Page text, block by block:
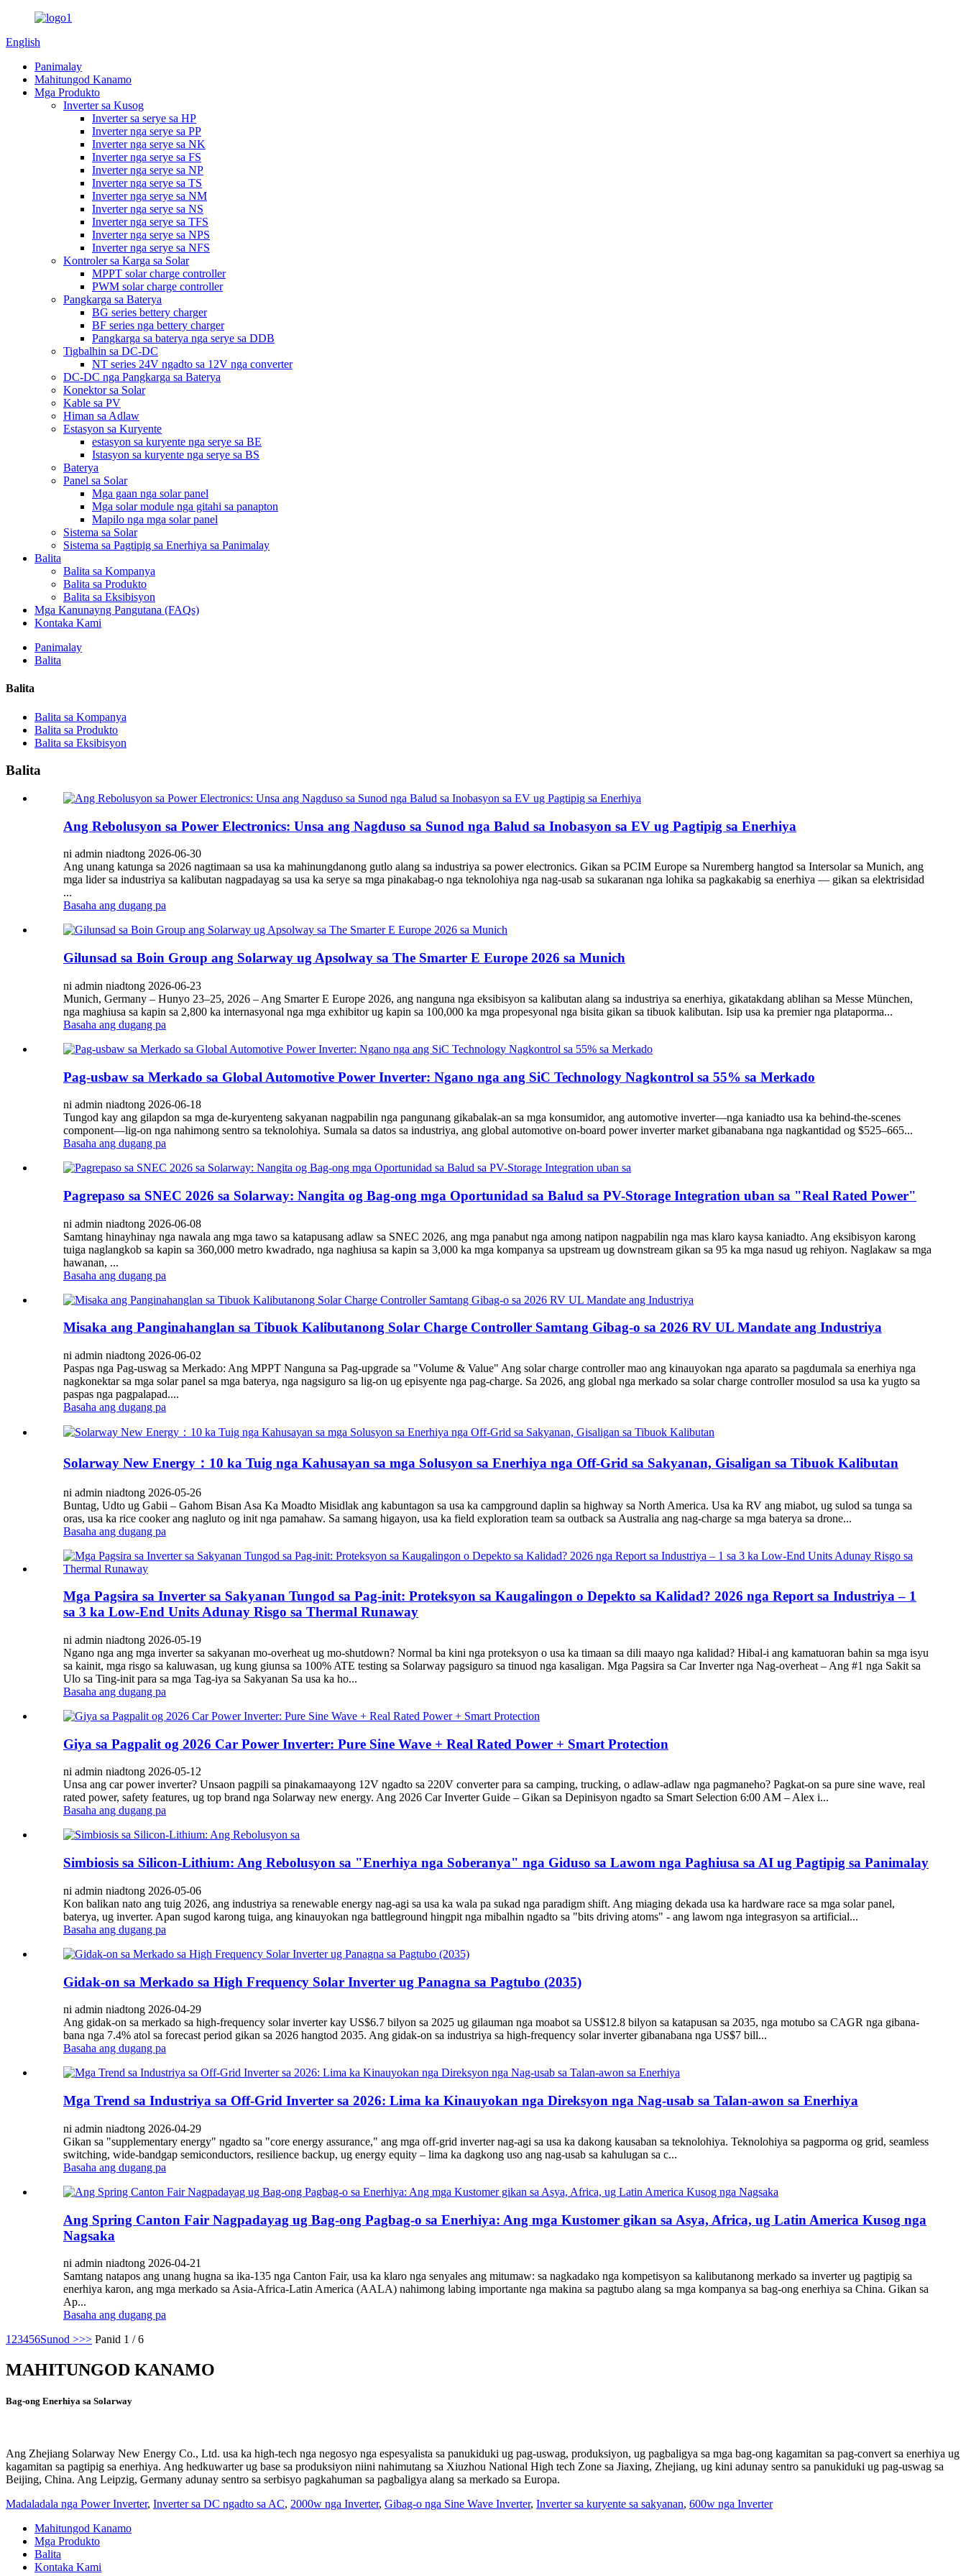
English
Panimalay
Mahitungod Kanamo
Mga Produkto
Inverter sa Kusog
Inverter sa serye sa HP
Inverter nga serye sa PP
Inverter nga serye sa NK
Inverter nga serye sa FS
Inverter nga serye sa NP
Inverter nga serye sa TS
Inverter nga serye sa NM
Inverter nga serye sa NS
Inverter nga serye sa TFS
Inverter nga serye sa NPS
Inverter nga serye sa NFS
Kontroler sa Karga sa Solar
MPPT solar charge controller
PWM solar charge controller
Pangkarga sa Baterya
BG series bettery charger
BF series nga bettery charger
Pangkarga sa baterya nga serye sa DDB
Tigbalhin sa DC-DC
NT series 24V ngadto sa 12V nga converter
DC-DC nga Pangkarga sa Baterya
Konektor sa Solar
Kable sa PV
Himan sa Adlaw
Estasyon sa Kuryente
estasyon sa kuryente nga serye sa BE
Istasyon sa kuryente nga serye sa BS
Baterya
Panel sa Solar
Mga gaan nga solar panel
Mga solar module nga gitahi sa panapton
Mapilo nga mga solar panel
Sistema sa Solar
Sistema sa Pagtipig sa Enerhiya sa Panimalay
Balita
Balita sa Kompanya
Balita sa Produkto
Balita sa Eksibisyon
Mga Kanunayng Pangutana (FAQs)
Kontaka Kami
Panimalay
Balita
Balita
Balita sa Kompanya
Balita sa Produkto
Balita sa Eksibisyon
Balita
Ang Rebolusyon sa Power Electronics: Unsa ang Nagduso sa Sunod nga Balud sa Inobasyon sa EV ug Pagtipig sa Enerhiya
ni admin niadtong 2026-06-30
Ang unang katunga sa 2026 nagtimaan sa usa ka mahinungdanong gutlo alang sa industriya sa power electronics. Gikan sa PCIM Europe sa Nuremberg hangtod sa Intersolar sa Munich, ang
mga lider sa industriya sa kalibutan nagpadayag sa usa ka serye sa mga pinakabag-o nga teknolohiya nga nag-usab sa sukaranan nga lohika sa pagkakabig sa enerhiya — gikan sa elektrisidad
...
Basaha ang dugang pa
Gilunsad sa Boin Group ang Solarway ug Apsolway sa The Smarter E Europe 2026 sa Munich
ni admin niadtong 2026-06-23
Munich, Germany – Hunyo 23–25, 2026 – Ang Smarter E Europe 2026, ang nanguna nga eksibisyon sa kalibutan alang sa industriya sa enerhiya, gikatakdang ablihan sa Messe München,
nga maghiusa sa kapin sa 2,800 ka internasyonal nga mga exhibitor ug kapin sa 100,000 ka mga propesyonal nga bisita gikan sa tibuok kalibutan. Isip usa ka premier nga plataporma...
Basaha ang dugang pa
Pag-usbaw sa Merkado sa Global Automotive Power Inverter: Ngano nga ang SiC Technology Nagkontrol sa 55% sa Merkado
ni admin niadtong 2026-06-18
Tungod kay ang gilapdon sa mga de-kuryenteng sakyanan nagpabilin nga pangunang gikabalak-an sa mga konsumidor, ang automotive inverter—nga kaniadto usa ka behind-the-scenes
component—lig-on nga nahimong sentro sa teknolohiya. Sumala sa datos sa industriya, ang global automotive on-board power inverter market gibanabana nga nagkantidad og $525–665...
Basaha ang dugang pa
Pagrepaso sa SNEC 2026 sa Solarway: Nangita og Bag-ong mga Oportunidad sa Balud sa PV-Storage Integration uban sa "Real Rated Power"
ni admin niadtong 2026-06-08
Samtang hinayhinay nga nawala ang mga tawo sa katapusang adlaw sa SNEC 2026, ang mga panabut nga among natipon nagpabilin nga mas klaro kaysa kaniadto. Ang eksibisyon karong
tuiga naglangkob sa kapin sa 360,000 metro kwadrado, nga naghiusa sa kapin sa 3,000 ka mga kompanya sa upstream ug downstream gikan sa 95 ka mga nasud ug rehiyon. Naglakaw sa mga
hawanan, ...
Basaha ang dugang pa
Misaka ang Panginahanglan sa Tibuok Kalibutanong Solar Charge Controller Samtang Gibag-o sa 2026 RV UL Mandate ang Industriya
ni admin niadtong 2026-06-02
Paspas nga Pag-uswag sa Merkado: Ang MPPT Nanguna sa Pag-upgrade sa "Volume & Value" Ang solar charge controller mao ang kinauyokan nga aparato sa pagdumala sa enerhiya nga
nagkonektar sa mga solar panel sa mga baterya, nga nagsiguro sa lig-on ug episyente nga pag-charge. Sa 2026, ang global nga merkado sa solar charge controller mosulod sa usa ka yugto sa
paspas nga pagpalapad....
Basaha ang dugang pa
Solarway New Energy：10 ka Tuig nga Kahusayan sa mga Solusyon sa Enerhiya nga Off-Grid sa Sakyanan, Gisaligan sa Tibuok Kalibutan
ni admin niadtong 2026-05-26
Buntag, Udto ug Gabii – Gahom Bisan Asa Ka Moadto Misidlak ang kabuntagon sa usa ka campground daplin sa highway sa North America. Usa ka RV ang miabot, ug sulod sa tunga sa
oras, usa ka rice cooker ang nagluto og init nga pamahaw. Sa samang higayon, usa ka field exploration team sa outback sa Australia ang nag-charge sa mga baterya sa drone...
Basaha ang dugang pa
Mga Pagsira sa Inverter sa Sakyanan Tungod sa Pag-init: Proteksyon sa Kaugalingon o Depekto sa Kalidad? 2026 nga Report sa Industriya – 1
sa 3 ka Low-End Units Adunay Risgo sa Thermal Runaway
ni admin niadtong 2026-05-19
Ngano nga ang mga inverter sa sakyanan mo-overheat ug mo-shutdown? Normal ba kini nga proteksyon o usa ka timaan sa dili maayo nga kalidad? Hibal-i ang kamatuoran bahin sa mga isyu
sa kainit, mga risgo sa kaluwasan, ug kung giunsa sa 100% ATE testing sa Solarway pagsiguro sa tinuod nga kasaligan. Mga Pagsira sa Car Inverter nga Nag-overheat – Ang #1 nga Sakit sa
Ulo sa Ting-init para sa mga Tag-iya sa Sakyanan Sa usa ka ho...
Basaha ang dugang pa
Giya sa Pagpalit og 2026 Car Power Inverter: Pure Sine Wave + Real Rated Power + Smart Protection
ni admin niadtong 2026-05-12
Unsa ang car power inverter? Unsaon pagpili sa pinakamaayong 12V ngadto sa 220V converter para sa camping, trucking, o adlaw-adlaw nga pagmaneho? Pagkat-on sa pure sine wave, real
rated power, safety features, ug top brand nga Solarway new energy. Ang 2026 Car Inverter Guide – Gikan sa Depinisyon ngadto sa Smart Selection 6:00 AM – Alex i...
Basaha ang dugang pa
Simbiosis sa Silicon-Lithium: Ang Rebolusyon sa "Enerhiya nga Soberanya" nga Giduso sa Lawom nga Paghiusa sa AI ug Pagtipig sa Panimalay
ni admin niadtong 2026-05-06
Kon balikan nato ang tuig 2026, ang industriya sa renewable energy nag-agi sa usa ka wala pa sukad nga paradigm shift. Ang miaging dekada usa ka hardware race sa mga solar panel,
baterya, ug inverter. Apan sugod karong tuiga, ang kinauyokan nga battleground hingpit nga mibalhin ngadto sa "bits driving atoms" - ang lawom nga integrasyon sa artificial...
Basaha ang dugang pa
Gidak-on sa Merkado sa High Frequency Solar Inverter ug Panagna sa Pagtubo (2035)
ni admin niadtong 2026-04-29
Ang gidak-on sa merkado sa high-frequency solar inverter kay US$6.7 bilyon sa 2025 ug gilauman nga moabot sa US$12.8 bilyon sa katapusan sa 2035, nga motubo sa CAGR nga gibana-
bana nga 7.4% atol sa forecast period gikan sa 2026 hangtod 2035. Ang gidak-on sa industriya sa high-frequency solar inverter gibanabana nga US$7 bill...
Basaha ang dugang pa
Mga Trend sa Industriya sa Off-Grid Inverter sa 2026: Lima ka Kinauyokan nga Direksyon nga Nag-usab sa Talan-awon sa Enerhiya
ni admin niadtong 2026-04-29
Gikan sa "supplementary energy" ngadto sa "core energy assurance," ang mga off-grid inverter nag-agi sa usa ka dakong kausaban sa teknolohiya. Teknolohiya sa pagporma og grid, seamless
switching, wide-bandgap semiconductors, resilience backup, ug energy equity – lima ka dagkong uso ang nag-usab sa kahulugan sa c...
Basaha ang dugang pa
Ang Spring Canton Fair Nagpadayag ug Bag-ong Pagbag-o sa Enerhiya: Ang mga Kustomer gikan sa Asya, Africa, ug Latin America Kusog nga
Nagsaka
ni admin niadtong 2026-04-21
Samtang natapos ang unang hugna sa ika-135 nga Canton Fair, usa ka klaro nga senyales ang mitumaw: sa nagkadako nga kompetisyon sa kalibutanong merkado sa inverter ug pagtipig sa
enerhiya karon, ang mga merkado sa Asia‑Africa‑Latin America (AALA) nahimong labing importante nga makina sa pagtubo alang sa mga kompanya sa bag-ong enerhiya sa China. Gikan sa
Ap...
Basaha ang dugang pa
1 23456Sunod >>> Panid 1 / 6
MAHITUNGOD KANAMO
Bag-ong Enerhiya sa Solarway
Ang Zhejiang Solarway New Energy Co., Ltd. usa ka high-tech nga negosyo nga espesyalista sa panukiduki ug pag-uswag, produksiyon, ug pagbaligya sa mga bag-ong kagamitan sa pag-convert sa enerhiya ug
kagamitan sa pagtipig sa enerhiya. Ang hedkuwarter ug base sa produksiyon niini nahimutang sa Xiuzhou National High tech Zone sa Jiaxing, Zhejiang, ug kini adunay sentro sa panukiduki ug pag-uswag sa
Beijing, China. Ang Leipzig, Germany adunay sentro sa serbisyo pagkahuman sa pagbaligya alang sa merkado sa Europa.
Madaladala nga Power Inverter, Inverter sa DC ngadto sa AC, 2000w nga Inverter, Gibag-o nga Sine Wave Inverter, Inverter sa kuryente sa sakyanan, 600w nga Inverter
Mahitungod Kanamo
Mga Produkto
Balita
Kontaka Kami